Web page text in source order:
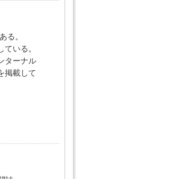
る。
いる。
ターナル
掲載して